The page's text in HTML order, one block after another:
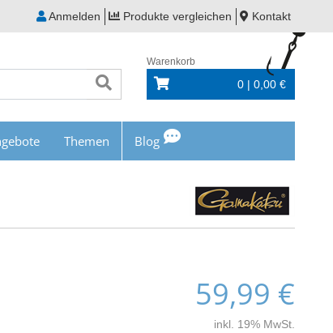
Anmelden Produkte vergleichen Kontakt
Warenkorb
0 | 0,00 €
Themen Blog
59,99 €
inkl. 19% MwSt.